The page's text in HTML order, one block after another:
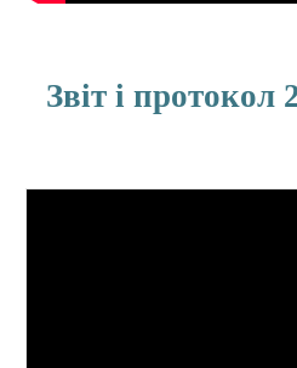
Звіт і протокол